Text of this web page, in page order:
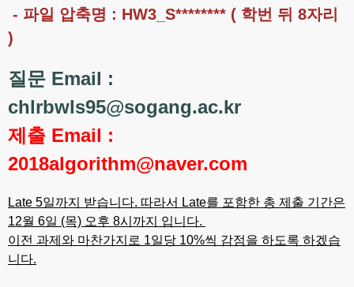
- 파일 압축명 : HW3_S******** ( 학번 뒤 8자리
)
질문 Email :
chlrbwls95@sogang.ac.kr
제출 Email :
2018algorithm@naver.com
Late 5일까지 받습니다. 따라서 Late를 포함한 총 제출 기간은
12월 6일 (목) 오후 8시까지 입니다.
이전 과제와 마찬가지로 1일당 10%씩 감점을 하도록 하겠습
니다.